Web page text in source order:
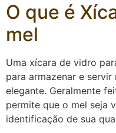
O que é
mel
Uma xícara de vidro
para armazenar e
elegante. Geralmente
permite que o mel seja
identificação de sua